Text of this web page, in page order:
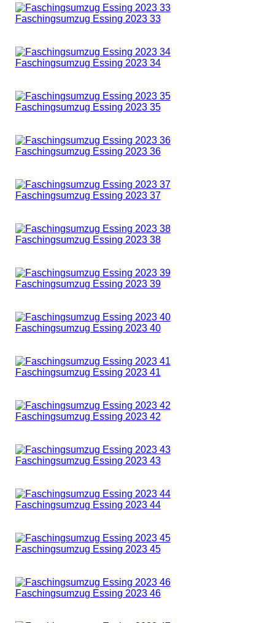
Faschingsumzug Essing 2023 33
Faschingsumzug Essing 2023 34
Faschingsumzug Essing 2023 35
Faschingsumzug Essing 2023 36
Faschingsumzug Essing 2023 37
Faschingsumzug Essing 2023 38
Faschingsumzug Essing 2023 39
Faschingsumzug Essing 2023 40
Faschingsumzug Essing 2023 41
Faschingsumzug Essing 2023 42
Faschingsumzug Essing 2023 43
Faschingsumzug Essing 2023 44
Faschingsumzug Essing 2023 45
Faschingsumzug Essing 2023 46